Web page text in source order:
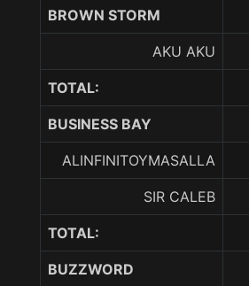
BROWN STORM
AKU AKU
TOTAL:
BUSINESS BAY
ALINFINITOYMASALLA
SIR CALEB
TOTAL:
BUZZWORD